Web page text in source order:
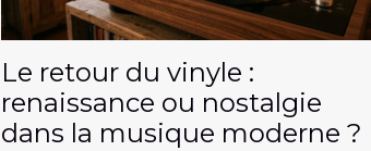
Le retour du vinyle :
renaissance ou nostalgie
dans la musique moderne ?